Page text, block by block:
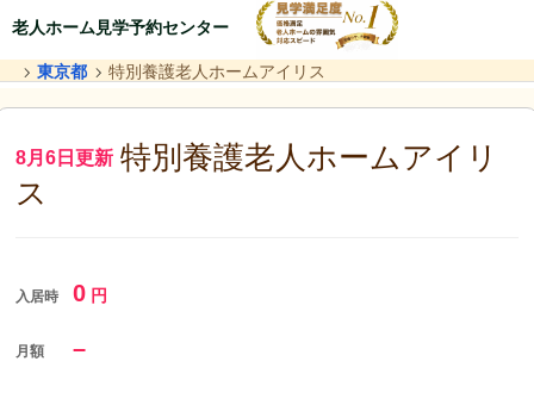
老人ホーム見学予約センター
東京都 特別養護老人ホームアイリス
8月6日更新 特別養護老人ホームアイリ
ス
入居時 0円
月額 –